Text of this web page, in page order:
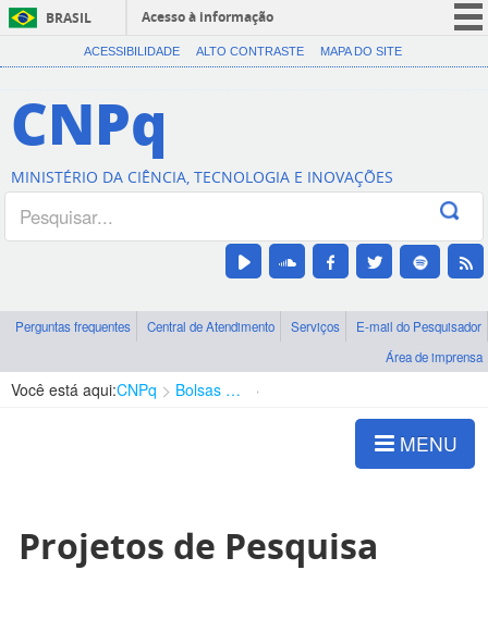
BRASIL
Acesso à informação
CORONAVÍRUS (COVID-19)
Canais
ACESSIBILIDADE ALTO CONTRASTE MAPA DO SITE
CNPq
MINISTÉRIO DA CIÊNCIA, TECNOLOGIA E INOVAÇÕES
Perguntas frequentes Central de Atendimento Serviços
E-mail do Pesquisador
Área de imprensa
Você está aqui:CNPq Bolsas e Auxílios Vigentes
MENU
Projetos de Pesquisa